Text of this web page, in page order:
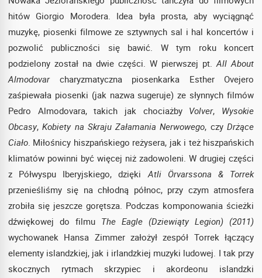
hitów Giorgio Morodera. Idea była prosta, aby wyciągnąć
muzykę, piosenki filmowe ze sztywnych sal i hal koncertów i
pozwolić publiczności się bawić. W tym roku koncert
podzielony został na dwie części. W pierwszej pt.All About
Almodovarcharyzmatyczna piosenkarka Esther Ovejero
zaśpiewała piosenki (jak nazwa sugeruje) ze słynnych filmów
Pedro Almodovara, takich jak chociażby Volver, Wysokie
Obcasy,Kobiety na Skraju Załamania Nerwowego, czyDrżące
Ciało. Miłośnicy hiszpańskiego reżysera, jak i też hiszpańskich
klimatów powinni być więcej niż zadowoleni. W drugiej części
z Półwyspu Iberyjskiego, dziękiAtli Örvarssona & Torrek
przenieśliśmy się na chłodną północ, przy czym atmosfera
zrobiła się jeszcze gorętsza. Podczas komponowania ścieżki
dźwiękowej do filmu The Eagle (Dziewiąty Legion) (2011)
wychowanek Hansa Zimmer założył zespół Torrek łączący
elementy islandzkiej, jak i irlandzkiej muzyki ludowej. I tak przy
skocznych rytmach skrzypiec i akordeonu islandzki